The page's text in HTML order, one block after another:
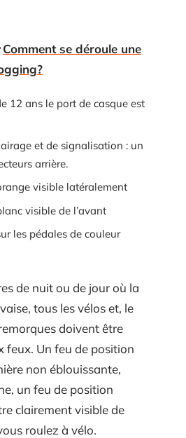
Comment se déroule une
12 ans le port de casque est
et de signalisation : un
arrière.
visible latéralement
visible de l’avant
les pédales de couleur
de nuit ou de jour où la
tous les vélos et, le
doivent être
feux. Un feu de position
non éblouissante,
un feu de position
clairement visible de
roulez à vélo.